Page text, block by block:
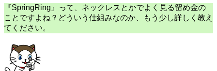
『SpringRing』って、ネックレスとかでよく見る留め金の
ことですよね？どういう仕組みなのか、もう少し詳しく教え
てください。